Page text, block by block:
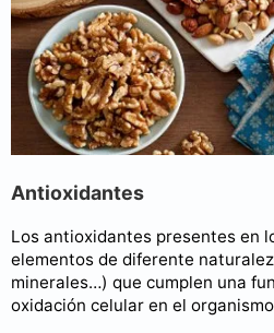
Antioxidantes
Los antioxidantes presentes en
elementos de diferente
minerales…) que cumplen una
oxidación celular en el